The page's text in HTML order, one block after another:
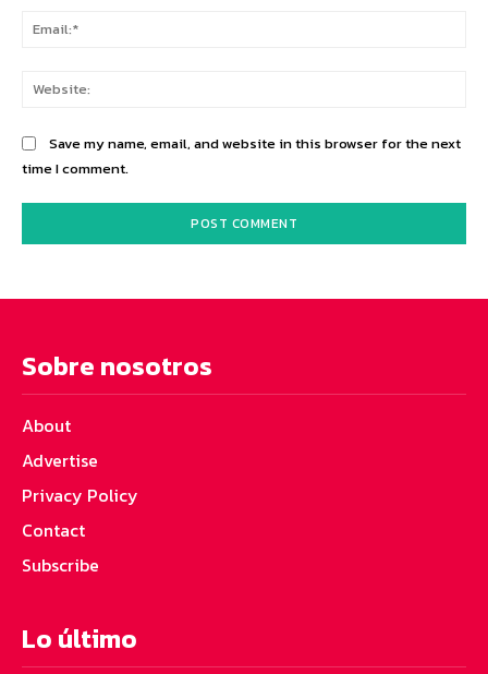
Save my name, email, and website in this browser for the next
time I comment.
Sobre nosotros
About
Advertise
Privacy Policy
Contact
Subscribe
Lo último